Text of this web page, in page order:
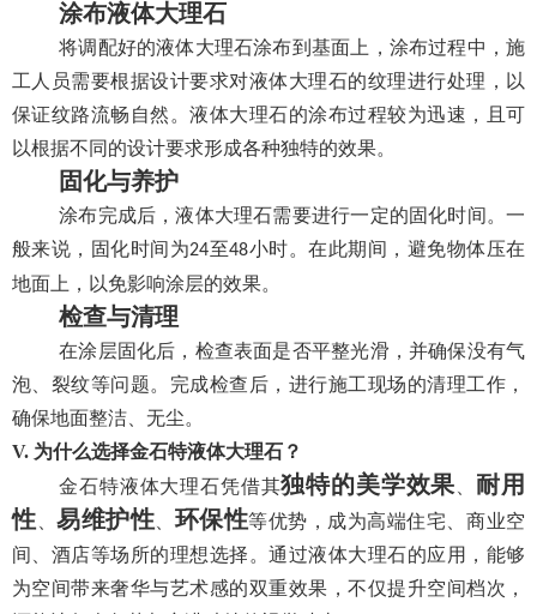
涂布液体大理石
将调配好的液体大理石涂布到基面上，涂布过程中，施
工人员需要根据设计要求对液体大理石的纹理进行处理，以
保证纹路流畅自然。液体大理石的涂布过程较为迅速，且可
以根据不同的设计要求形成各种独特的效果。
固化与养护
涂布完成后，液体大理石需要进行一定的固化时间。一
般来说，固化时间为24至48小时。在此期间，避免物体压在
地面上，以免影响涂层的效果。
检查与清理
在涂层固化后，检查表面是否平整光滑，并确保没有气
泡、裂纹等问题。完成检查后，进行施工现场的清理工作，
确保地面整洁、无尘。
V. 为什么选择金石特液体大理石？
金石特液体大理石凭借其独特的美学效果
耐用
性 、易维护性 、环保性等优势，成为高端住宅、商业空
间、酒店等场所的理想选择。通过液体大理石的应用，能够
为空间带来奢华与艺术感的双重效果，不仅提升空间档次，